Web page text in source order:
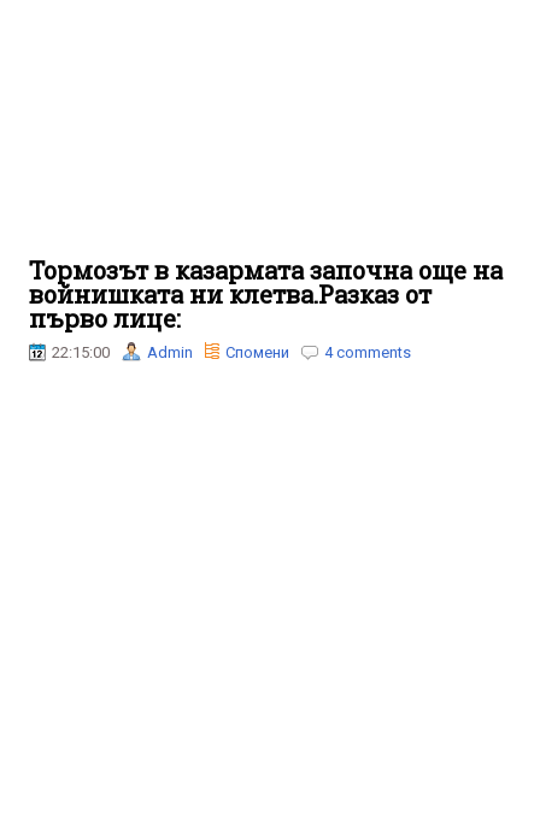
Тормозът в казармата започна още на
войнишката ни клетва.Разказ от
първо лице:
22:15:00 Admin Спомени 4 comments